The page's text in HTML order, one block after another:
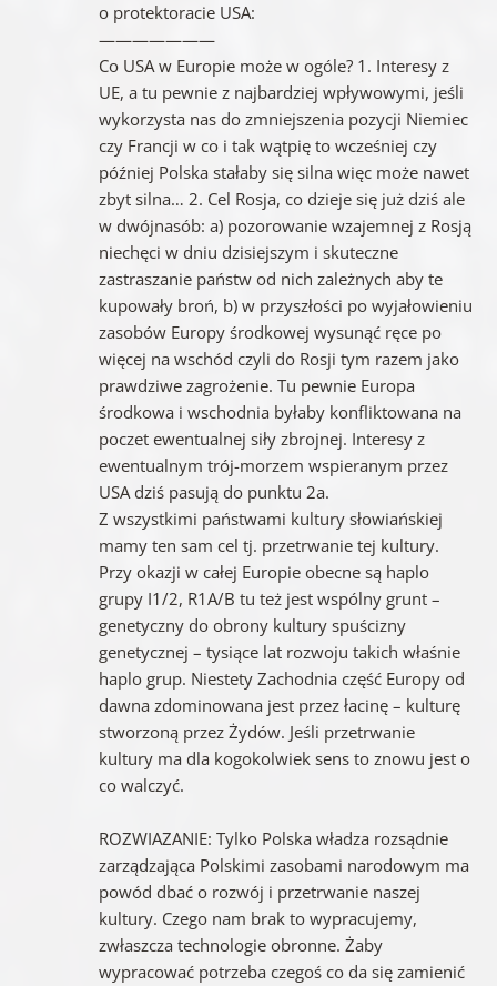
o protektoracie USA:
———————
Co USA w Europie może w ogóle? 1. Interesy z
UE, a tu pewnie z najbardziej wpływowymi, jeśli
wykorzysta nas do zmniejszenia pozycji Niemiec
czy Francji w co i tak wątpię to wcześniej czy
później Polska stałaby się silna więc może nawet
zbyt silna… 2. Cel Rosja, co dzieje się już dziś ale
w dwójnasób: a) pozorowanie wzajemnej z Rosją
niechęci w dniu dzisiejszym i skuteczne
zastraszanie państw od nich zależnych aby te
kupowały broń, b) w przyszłości po wyjałowieniu
zasobów Europy środkowej wysunąć ręce po
więcej na wschód czyli do Rosji tym razem jako
prawdziwe zagrożenie. Tu pewnie Europa
środkowa i wschodnia byłaby konfliktowana na
poczet ewentualnej siły zbrojnej. Interesy z
ewentualnym trój-morzem wspieranym przez
USA dziś pasują do punktu 2a.
Z wszystkimi państwami kultury słowiańskiej
mamy ten sam cel tj. przetrwanie tej kultury.
Przy okazji w całej Europie obecne są haplo
grupy I1/2, R1A/B tu też jest wspólny grunt –
genetyczny do obrony kultury spuścizny
genetycznej – tysiące lat rozwoju takich właśnie
haplo grup. Niestety Zachodnia część Europy od
dawna zdominowana jest przez łacinę – kulturę
stworzoną przez Żydów. Jeśli przetrwanie
kultury ma dla kogokolwiek sens to znowu jest o
co walczyć.
ROZWIAZANIE: Tylko Polska władza rozsądnie
zarządzająca Polskimi zasobami narodowym ma
powód dbać o rozwój i przetrwanie naszej
kultury. Czego nam brak to wypracujemy,
zwłaszcza technologie obronne. Żaby
wypracować potrzeba czegoś co da się zamienić